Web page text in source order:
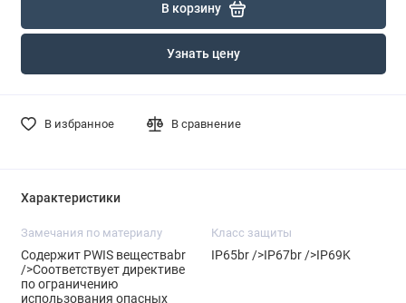
В корзину
Узнать цену
В избранное В сравнение
Характеристики
Замечания по материалу
Содержит PWIS веществаbr
/>Соответствует директиве
по ограничению
использования опасных
Класс защиты
IP65br />IP67br />IP69K